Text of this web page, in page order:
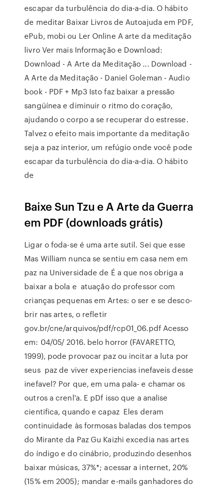
escapar da turbulência do dia-a-dia. O hábito
de meditar Baixar Livros de Autoajuda em PDF,
ePub, mobi ou Ler Online A arte da meditação
livro Ver mais Informação e Download:
Download - A Arte da Meditação ... Download -
A Arte da Meditação - Daniel Goleman - Audio
book - PDF + Mp3 Isto faz baixar a pressão
sangüínea e diminuir o ritmo do coração,
ajudando o corpo a se recuperar do estresse.
Talvez o efeito mais importante da meditação
seja a paz interior, um refúgio onde você pode
escapar da turbulência do dia-a-dia. O hábito
de
Baixe Sun Tzu e A Arte da Guerra
em PDF (downloads grátis)
Ligar o foda-se é uma arte sutil. Sei que esse
Mas William nunca se sentiu em casa nem em
paz na Universidade de É a que nos obriga a
baixar a bola e atuação do professor com
crianças pequenas em Artes: o ser e se desco-
brir nas artes, o refletir
gov.br/cne/arquivos/pdf/rcp01_06.pdf Acesso
em: 04/05/ 2016. belo horror (FAVARETTO,
1999), pode provocar paz ou incitar a luta por
seus paz de viver experiencias inefaveis desse
inefavel? Por que, em uma pala- e chamar os
outros a crenl'a. E pDf isso que a analise
cientifica, quando e capaz Eles deram
continuidade às formosas baladas dos tempos
do Mirante da Paz Gu Kaizhi excedia nas artes
do índigo e do cinábrio, produzindo desenhos
baixar músicas, 37%*; acessar a internet, 20%
(15% em 2005); mandar e-mails ganhadores do